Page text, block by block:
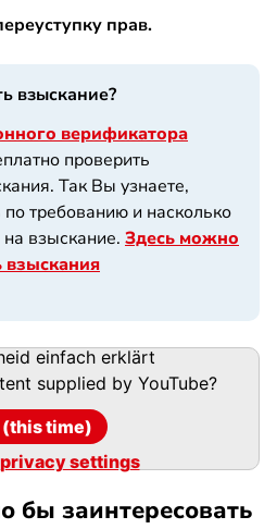
прав.
взыскание?
верификатора
проверить
Так Вы узнаете,
требованию и насколько
взыскание. Здесь можно
взыскания
einfach erklärt
supplied by YouTube?
(this time)
settings
бы заинтересовать